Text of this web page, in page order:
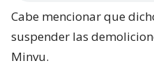
Cabe mencionar que
suspender las
Minvu.